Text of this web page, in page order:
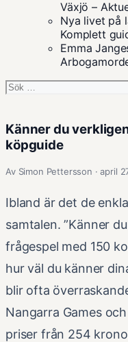
Växjö –
Nya livet på
Komplett
Emma
Sök
Känner du
köpguide
Av Simon Pettersson · april
Ibland är det de
samtalen. ”Känner
frågespel med 150
hur väl du känner
blir ofta
Nangarra Games
priser från 254